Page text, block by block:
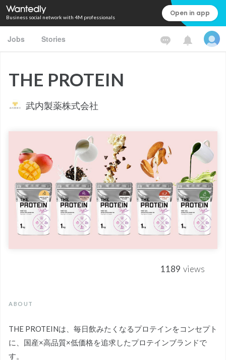
Business social network with 4M professionals Open in app
Jobs Stories
THE PROTEIN
武内製薬株式会社
1189 views
ABOUT
THE PROTEINは、毎日飲みたくなるプロテインをコンセプト
に、国産×高品質×低価格を追求したプロテインブランドで
す。